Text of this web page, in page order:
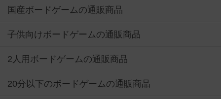
国産ボードゲームの通販商品
子供向けボードゲームの通販商品
2人用ボードゲームの通販商品
20分以下のボードゲームの通販商品